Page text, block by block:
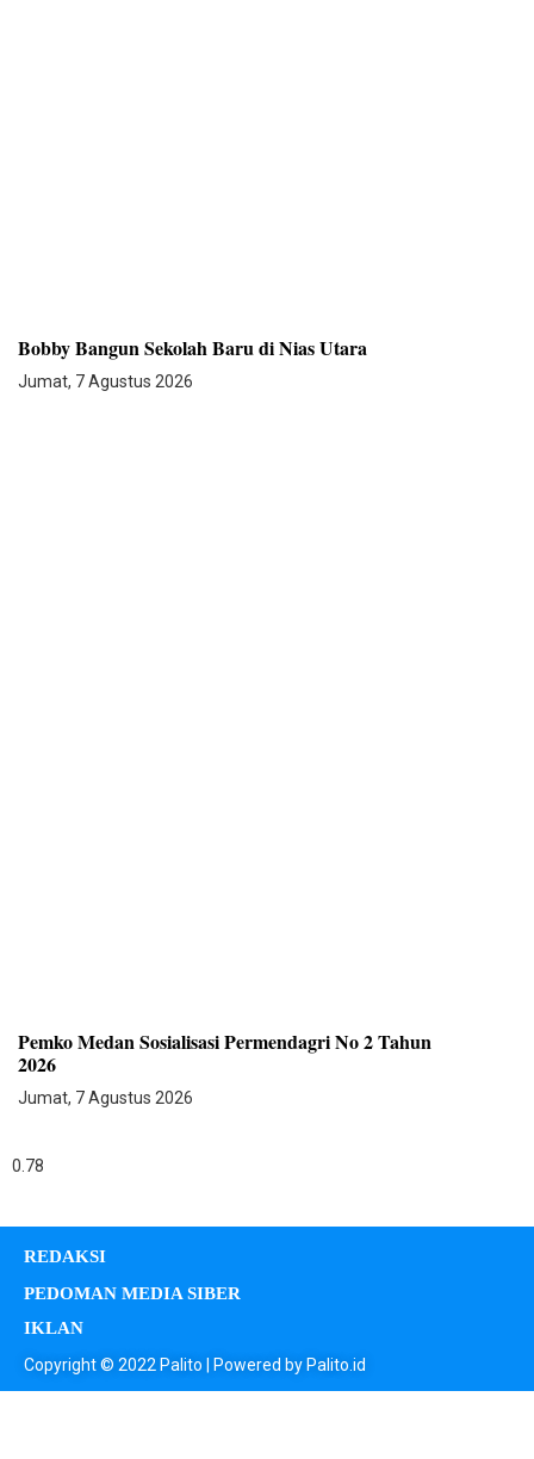
Bobby Bangun Sekolah Baru di Nias Utara
Jumat, 7 Agustus 2026
Pemko Medan Sosialisasi Permendagri No 2 Tahun
2026
Jumat, 7 Agustus 2026
REDAKSI
PEDOMAN MEDIA SIBER
IKLAN
Copyright © 2022 Palito | Powered by Palito.id